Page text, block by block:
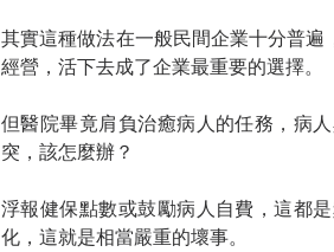
其實這種做法在一般民間企業十分普
經營，活下去成了企業最重要的選擇。
但醫院畢竟肩負治癒病人的任務，病
突，該怎麼辦？
浮報健保點數或鼓勵病人自費，這都
化，這就是相當嚴重的壞事。